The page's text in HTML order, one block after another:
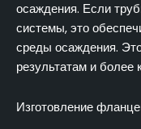
осаждения. Если
системы, это
среды осаждения.
результатам и более
Изготовление